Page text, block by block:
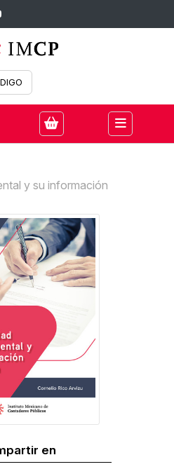
y su información
en